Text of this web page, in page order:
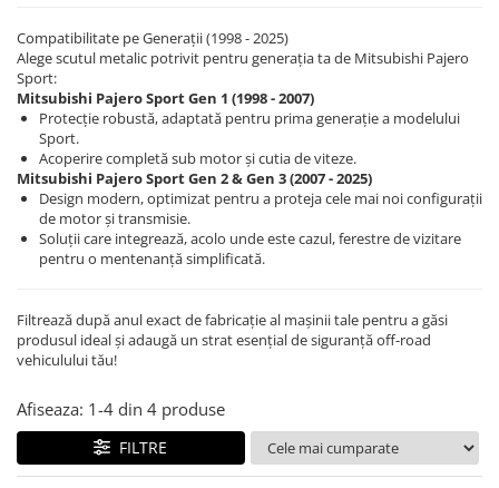
Carlige Dodge
Carlige Dongfeng
Carlige DR
Carlige DS
Carlige Ebro
Carlige Fiat
Carlige Ford
Carlige Hyundai
Carlige Infiniti
Carlige Isuzu
Carlige Iveco
Carlige Jaecoo
Compatibilitate pe Generații (1998 - 2025)
Alege scutul metalic potrivit pentru generația ta de Mitsubishi Pajero
Sport:
Mitsubishi Pajero Sport Gen 1 (1998 - 2007)
Protecție robustă, adaptată pentru prima generație a modelului
Sport.
Acoperire completă sub motor și cutia de viteze.
Mitsubishi Pajero Sport Gen 2 & Gen 3 (2007 - 2025)
Design modern, optimizat pentru a proteja cele mai noi configurații
de motor și transmisie.
Soluții care integrează, acolo unde este cazul, ferestre de vizitare
pentru o mentenanță simplificată.
Filtrează după anul exact de fabricație al mașinii tale pentru a găsi
produsul ideal și adaugă un strat esențial de siguranță off-road
vehiculului tău!
Afiseaza: 1-4 din 4 produse
FILTRE